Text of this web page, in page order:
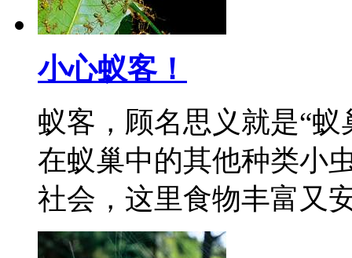
小心蚁客！
蚁客，顾名思义就是“
在蚁巢中的其他种类小
社会，这里食物丰富